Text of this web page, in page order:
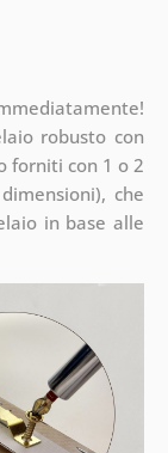
robusto con
forniti con 1 o 2
che
in base alle